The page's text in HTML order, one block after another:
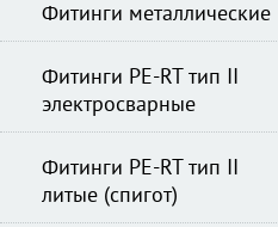
Фитинги металлические
Фитинги PE-RT тип II
электросварные
Фитинги PE-RT тип II
литые (спигот)